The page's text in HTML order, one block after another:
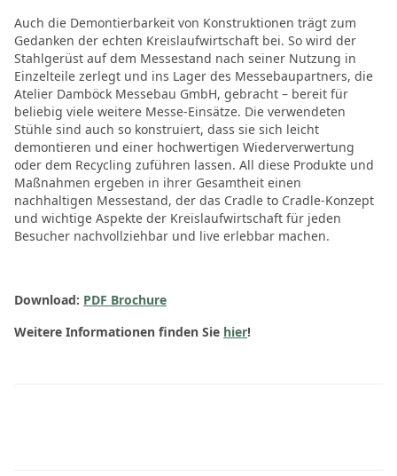
Auch die Demontierbarkeit von Konstruktionen trägt zum
Gedanken der echten Kreislaufwirtschaft bei. So wird der
Stahlgerüst auf dem Messestand nach seiner Nutzung in
Einzelteile zerlegt und ins Lager des Messebaupartners, die
Atelier Damböck Messebau GmbH, gebracht – bereit für
beliebig viele weitere Messe-Einsätze. Die verwendeten
Stühle sind auch so konstruiert, dass sie sich leicht
demontieren und einer hochwertigen Wiederverwertung
oder dem Recycling zuführen lassen. All diese Produkte und
Maßnahmen ergeben in ihrer Gesamtheit einen
nachhaltigen Messestand, der das Cradle to Cradle-Konzept
und wichtige Aspekte der Kreislaufwirtschaft für jeden
Besucher nachvollziehbar und live erlebbar machen.
Download: PDF Brochure
Weitere Informationen finden Sie hier!